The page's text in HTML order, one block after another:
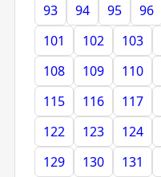
93
94 95 96
101
102 103
108
109 110
115
116 117
122
123 124
129
130 131